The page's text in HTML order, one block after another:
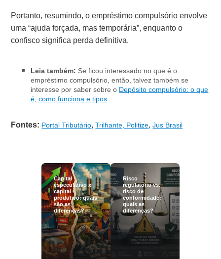
Portanto, resumindo, o empréstimo compulsório envolve
uma “ajuda forçada, mas temporária”, enquanto o
confisco significa perda definitiva.
Leia também: Se ficou interessado no que é o
empréstimo compulsório, então, talvez também se
interesse por saber sobre o Depósito compulsório: o que
é, como funciona e tipos
Fontes: Portal Tributário,Trilhante, Politize,Jus Brasil
Capital
especulativo x
capital
produtivo: quais
são as
diferenças?
Risco
regulatório vs.
risco de
conformidade:
quais as
diferenças?